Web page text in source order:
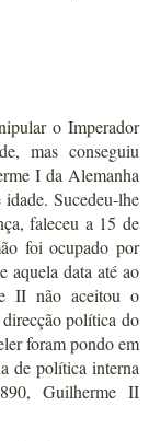
o Imperador
mas conseguiu
I da Alemanha
Sucedeu-lhe
faleceu a 15 de
foi ocupado por
aquela data até ao
II não aceitou o
política do
foram pondo em
de política interna
Guilherme II